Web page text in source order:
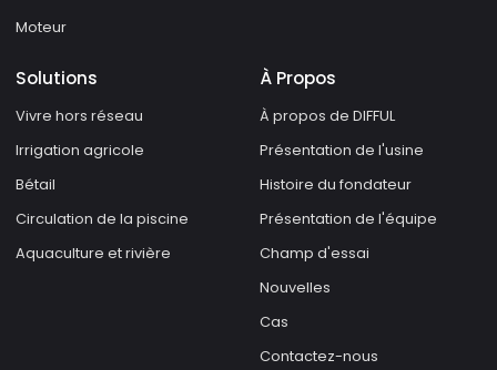
Moteur
Solutions
Vivre hors réseau
Irrigation agricole
Bétail
Circulation de la piscine
Aquaculture et rivière
À Propos
À propos de DIFFUL
Présentation de l'usine
Histoire du fondateur
Présentation de l'équipe
Champ d'essai
Nouvelles
Cas
Contactez-nous